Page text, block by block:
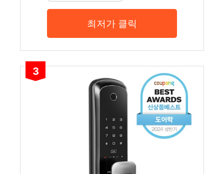
최저가 클릭
3